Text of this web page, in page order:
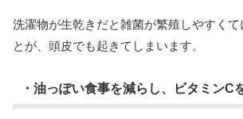
洗濯物が生乾きだと雑菌が繁殖しやすくて
とが、頭皮でも起きてしまいます。
・油っぽい食事を減らし、ビタミンC